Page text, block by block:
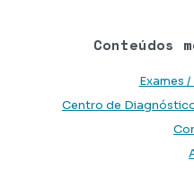
Conteúdos
Exames
Centro de